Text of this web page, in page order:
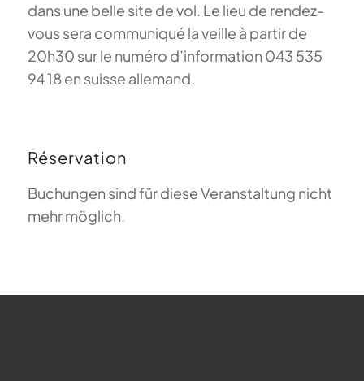
dans une belle site de vol. Le lieu de rendez-
vous sera communiqué la veille à partir de
20h30 sur le numéro d’information 043 535
94 18 en suisse allemand.
Réservation
Buchungen sind für diese Veranstaltung nicht
mehr möglich.